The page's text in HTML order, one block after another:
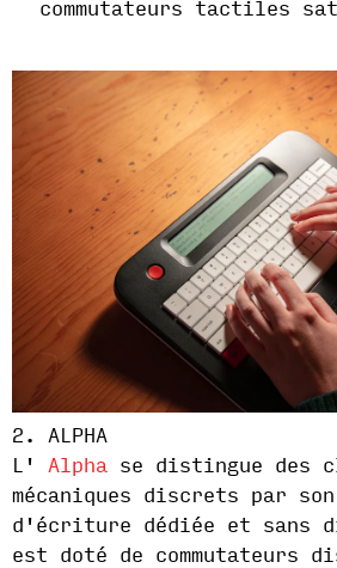
commutateurs tactiles
2. ALPHA
L' Alpha se distingue des
mécaniques discrets par
d'écriture dédiée et sans
est doté de commutateurs